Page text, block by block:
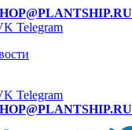
Telegram
Telegram